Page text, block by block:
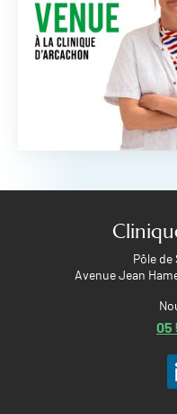
Pôle
Avenue Jean
05